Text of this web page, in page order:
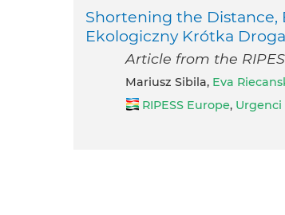
Shortening the
Ekologiczny Krótka
Article from the
Mariusz Sibila, Eva
RIPESS Europe, Urgenci